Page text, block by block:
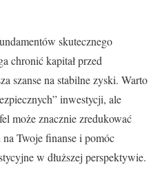
skutecznego
chronić kapitał przed
szanse na stabilne zyski. Warto
inwestycji, ale
może znacznie zredukować
Twoje finanse i pomóc
w dłuższej perspektywie.